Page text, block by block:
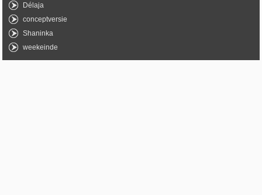
Délaja
conceptversie
Shaninka
weekeinde